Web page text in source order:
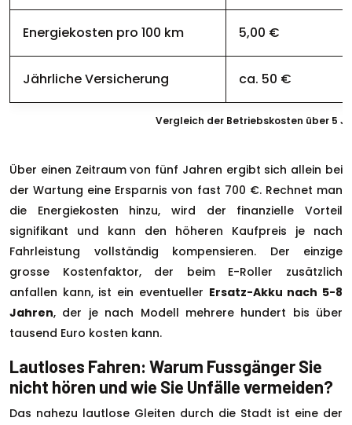
Vergleich der Betriebskosten über 5
Energiekosten pro 100 km 5,00 €
Jährliche Versicherung ca. 50 €
Über einen Zeitraum von fünf Jahren ergibt sich allein bei
der Wartung eine Ersparnis von fast 700 €. Rechnet man
die Energiekosten hinzu, wird der finanzielle Vorteil
signifikant und kann den höheren Kaufpreis je nach
Fahrleistung vollständig kompensieren. Der einzige
grosse Kostenfaktor, der beim E-Roller zusätzlich
anfallen kann, ist ein eventueller Ersatz-Akku nach 5-8
Jahren, der je nach Modell mehrere hundert bis über
tausend Euro kosten kann.
Lautloses Fahren: Warum Fussgänger Sie
nicht hören und wie Sie Unfälle vermeiden?
Das nahezu lautlose Gleiten durch die Stadt ist eine der